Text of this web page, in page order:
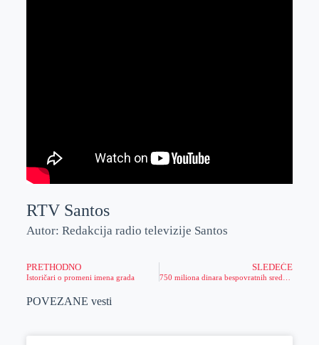
RTV Santos
Autor: Redakcija radio televizije Santos
PRETHODNO
Istoričari o promeni imena grada
SLEDEĆE
POVEZANE vesti